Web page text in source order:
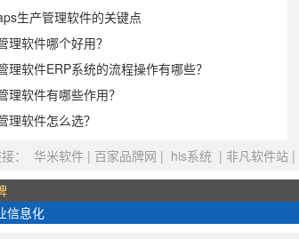
生产管理软件的关键点
理软件哪个好用？
理软件ERP系统的流程操作有哪些？
理软件有哪些作用？
理软件怎么选？
： 华米软件 | 百家品牌网 | his系统 | 非凡软件站 |
信息化